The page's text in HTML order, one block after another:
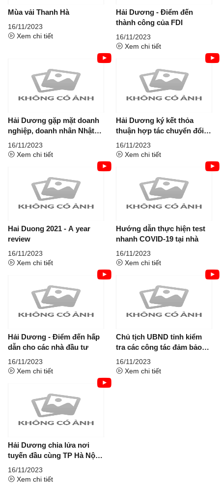
Mùa vải Thanh Hà
16/11/2023
Xem chi tiết
Hải Dương - Điểm đến
thành công của FDI
16/11/2023
Xem chi tiết
Hải Dương gặp mặt doanh
nghiệp, doanh nhân Nhật
Bản
16/11/2023
Xem chi tiết
Hải Dương ký kết thỏa
thuận hợp tác chuyển đổi
số với Tập...
16/11/2023
Xem chi tiết
Hai Duong 2021 - A year
review
16/11/2023
Xem chi tiết
Hướng dẫn thực hiện test
nhanh COVID-19 tại nhà
16/11/2023
Xem chi tiết
Hải Dương - Điểm đến hấp
dẫn cho các nhà đầu tư
16/11/2023
Xem chi tiết
Chủ tịch UBND tỉnh kiểm
tra các công tác đảm bảo
an...
16/11/2023
Xem chi tiết
Hải Dương chia lửa nơi
tuyến đầu cùng TP Hà Nội
chống dịch...
16/11/2023
Xem chi tiết